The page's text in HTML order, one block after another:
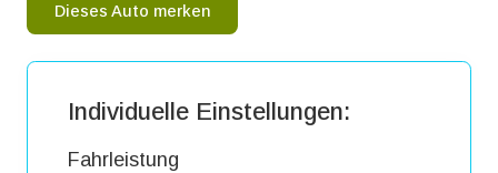
Dieses Auto merken
Individuelle Einstellungen:
Fahrleistung